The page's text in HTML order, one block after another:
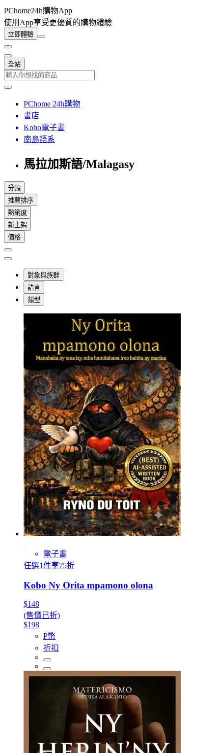
PChome24h購物App
使用App享受更優質的購物體驗
立即體驗
全站
PChome 24h購物
書店
Kobo電子書
南島語系
馬拉加斯語/Malagasy
分類
推薦排序
熱銷度
新上架
價格
對象與族群
語言
類型
電子書
任選1件享75折
Kobo Ny Orita mpamono olona
$148
(售價已折)
$198
P幣
折扣